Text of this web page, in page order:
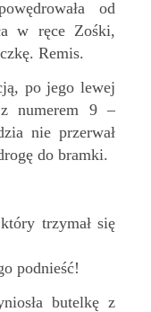
od
w ręce Zośki,
Remis.
po jego lewej
numerem 9 –
nie przerwał
do bramki.
trzymał się
podnieść!
butelkę z